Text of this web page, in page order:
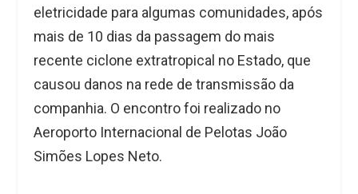
eletricidade para algumas comunidades, após
mais de 10 dias da passagem do mais
recente ciclone extratropical no Estado, que
causou danos na rede de transmissão da
companhia. O encontro foi realizado no
Aeroporto Internacional de Pelotas João
Simões Lopes Neto.